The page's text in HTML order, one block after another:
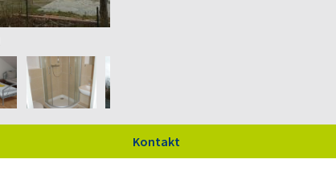
Kontakt